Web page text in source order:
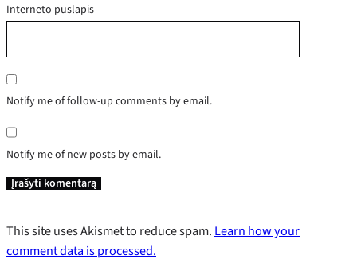
Interneto puslapis
Notify me of follow-up comments by email.
Notify me of new posts by email.
This site uses Akismet to reduce spam. Learn how your
comment data is processed.